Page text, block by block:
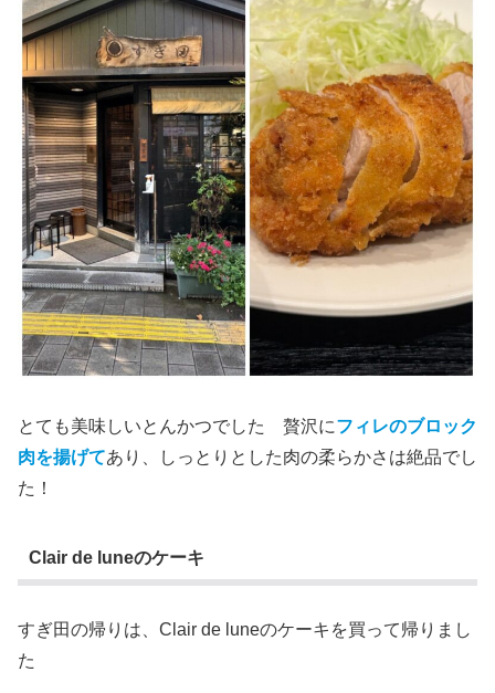
とても美味しいとんかつでした 贅沢にフィレのブロック
肉を揚げてあり、しっとりとした肉の柔らかさは絶品でし
た！
Clair de luneのケーキ
すぎ田の帰りは、Clair de luneのケーキを買って帰りまし
た